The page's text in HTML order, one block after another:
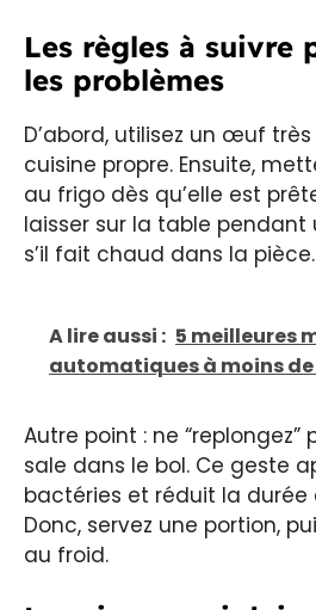
Les règles à suivre
les problèmes
D’abord, utilisez un œuf
cuisine propre. Ensuite,
au frigo dès qu’elle est
laisser sur la table pendant
s’il fait chaud dans la pièce.
A lire aussi : 5 meilleures
automatiques à moins de
Autre point : ne “replongez”
sale dans le bol. Ce geste
bactéries et réduit la durée
Donc, servez une portion,
au froid.